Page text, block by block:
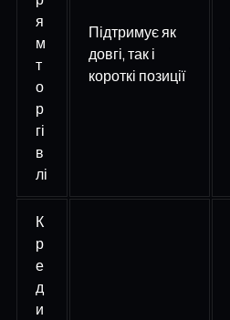
я
м
т
о
р
гі
в
лі
Підтримує як
довгі, так і
короткі позиції
К
р
е
д
и